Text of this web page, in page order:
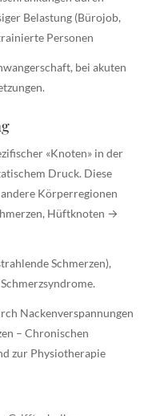
Belastung (Bürojob,
Personen
bei akuten
«Knoten» in der
Druck. Diese
Körperregionen
Hüftknoten →
Schmerzen),
Nackenverspannungen
– Chronischen
zur Physiotherapie